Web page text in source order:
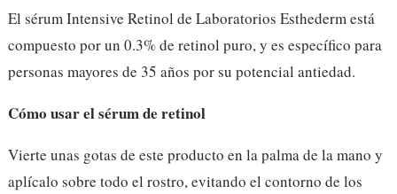
El sérum Intensive Retinol de Laboratorios Esthederm está
compuesto por un 0.3% de retinol puro, y es específico para
personas mayores de 35 años por su potencial antiedad.
Cómo usar el sérum de retinol
Vierte unas gotas de este producto en la palma de la mano y
aplícalo sobre todo el rostro, evitando el contorno de los